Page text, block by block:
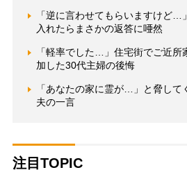
「逆に言わせてもらいますけど…
入れたらまさかの返答に唖然
「軽率でした…」住宅街でご近所
加した30代主婦の後悔
「あなたの家に霊が…」と脅して
夫の一言
注目TOPIC